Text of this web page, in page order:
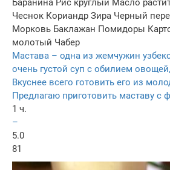
Баранина Рис круглый Масло
Чеснок Кориандр Зира Черный
Морковь Баклажан Помидоры
молотый Чабер
Мастава – одна из жемчужин
очень густой суп с обилием
Вкуснее всего готовить его из
Предлагаю приготовить маставу с
1 ч.
–
5.0
81